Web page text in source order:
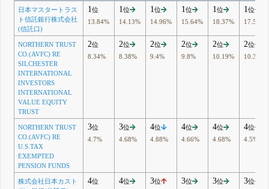
日本マスタートラス
ト信託銀行株式会社
(信託口)
1位
13.84%
1位
14.13%
1位
14.96%
1位
15.64%
1位
18.37%
1位
17.5%
NORTHERN TRUST
CO.(AVFC) RE
SILCHESTER
INTERNATIONAL
INVESTORS
INTERNATIONAL
VALUE EQUITY
TRUST
2位
8.34%
2位
8.38%
2位
9.4%
2位
9.8%
2位
10.19%
2位
10.38%
NORTHERN TRUST
CO.(AVFC) RE
U.S.TAX
EXEMPTED
PENSION FUNDS
3位
4.7%
3位
4.68%
4位
4.88%
4位
4.66%
4位
4.68%
4位
4.5%
株式会社日本カスト
4位
4位
3位
3位
3位
3位